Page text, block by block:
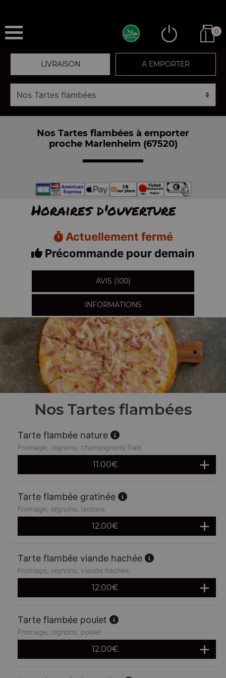
0
LIVRAISON A EMPORTER
Nos Tartes flambées à emporter
proche Marlenheim (67520)
Horaires d'ouverture
Actuellement fermé
Précommande pour demain
AVIS (100)
INFORMATIONS
Nos Tartes flambées
Tarte flambée nature
Fromage, oignons, champignons frais
11.00€
Tarte flambée gratinée
Fromage, oignons, lardons
12.00€
Tarte flambée viande hachée
Fromage, oignons, viande hachée
12.00€
Tarte flambée poulet
Fromage, oignons, poulet
12.00€